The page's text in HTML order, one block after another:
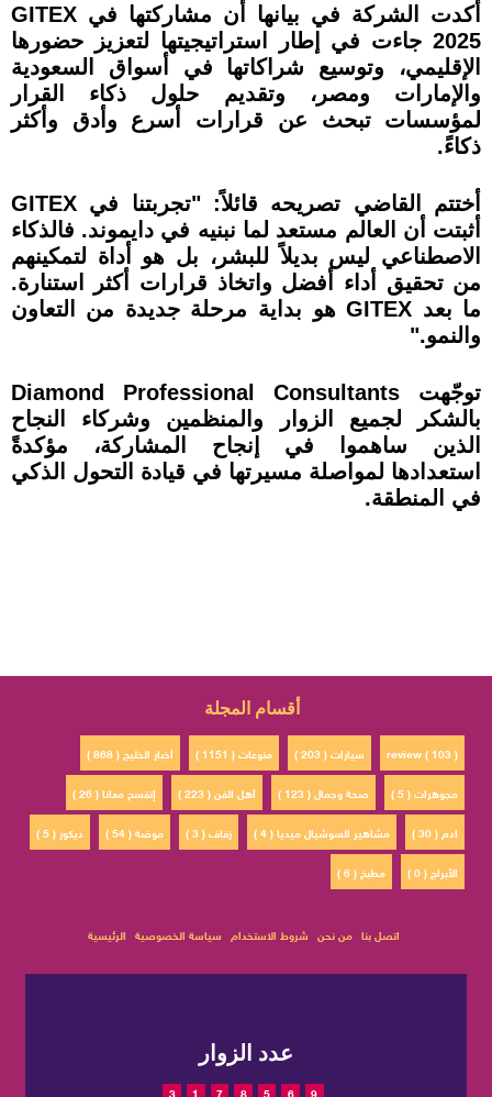
أكدت الشركة في بيانها أن مشاركتها في GITEX
2025 جاءت في إطار استراتيجيتها لتعزيز حضورها
الإقليمي، وتوسيع شراكاتها في أسواق السعودية
والإمارات ومصر، وتقديم حلول ذكاء القرار
لمؤسسات تبحث عن قرارات أسرع وأدق وأكثر
ذكاءً.
أختتم القاضي تصريحه قائلاً: "تجربتنا في GITEX
أثبتت أن العالم مستعد لما نبنيه في دايموند. فالذكاء
الاصطناعي ليس بديلاً للبشر، بل هو أداة لتمكينهم
من تحقيق أداء أفضل واتخاذ قرارات أكثر استنارة.
ما بعد GITEX هو بداية مرحلة جديدة من التعاون
والنمو."
توجّهت Diamond Professional Consultants
بالشكر لجميع الزوار والمنظمين وشركاء النجاح
الذين ساهموا في إنجاح المشاركة، مؤكدةً
استعدادها لمواصلة مسيرتها في قيادة التحول الذكي
في المنطقة.
أقسام المجلة
أخبار الخليج ( 868 ) منوعات ( 1151 ) سيارات ( 203 )
review ( 103 )
إتفسح معانا ( 26 )
أهل الفن ( 223 ) صحة وجمال ( 123 )
مجوهرات ( 5 )
ديكور ( 5 )
موضة ( 54 ) زفاف ( 3 ) مشاهير السوشيال ميديا ( 4 )
ادم ( 30 )
مطبخ ( 6 )
الأبراج ( 0 )
الرئيسية سياسة الخصوصية شروط الاستخدام من نحن اتصل بنا
عدد الزوار
3 1 7 8 5 6 9